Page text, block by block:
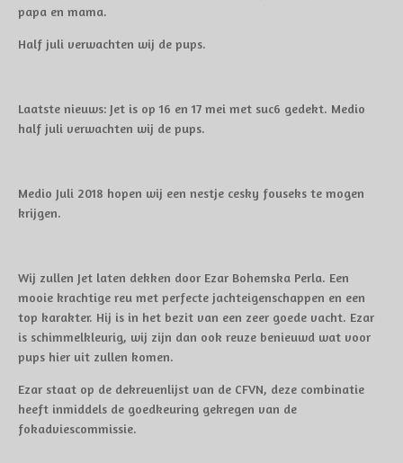
papa en mama.
Half juli verwachten wij de pups.
Laatste nieuws: Jet is op 16 en 17 mei met suc6 gedekt. Medio
half juli verwachten wij de pups.
Medio Juli 2018 hopen wij een nestje cesky fouseks te mogen
krijgen.
Wij zullen Jet laten dekken door Ezar Bohemska Perla. Een
mooie krachtige reu met perfecte jachteigenschappen en een
top karakter. Hij is in het bezit van een zeer goede vacht. Ezar
is schimmelkleurig, wij zijn dan ook reuze benieuwd wat voor
pups hier uit zullen komen.
Ezar staat op de dekreuenlijst van de CFVN, deze combinatie
heeft inmiddels de goedkeuring gekregen van de
fokadviescommissie.